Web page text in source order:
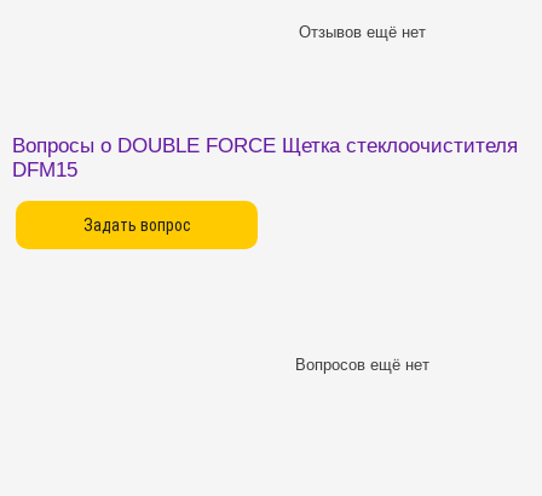
Отзывов ещё нет
Вопросы о DOUBLE FORCE Щетка стеклоочистителя
DFM15
Вопросов ещё нет